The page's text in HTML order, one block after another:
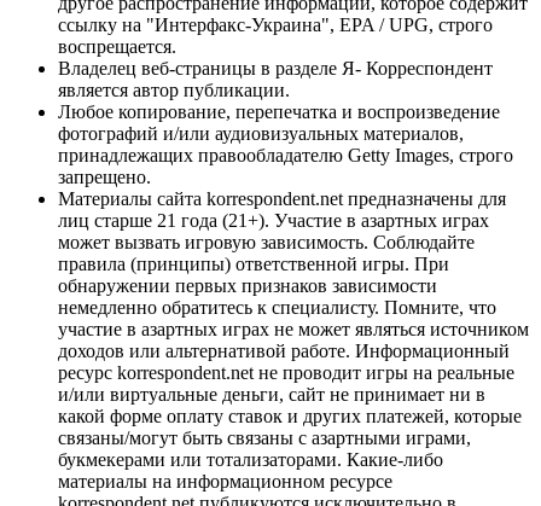
ссылку на "Интерфакс-Украина", EPA / UPG, строго
воспрещается.
Владелец веб-страницы в разделе Я- Корреспондент
является автор публикации.
Любое копирование, перепечатка и воспроизведение
фотографий и/или аудиовизуальных материалов,
принадлежащих правообладателю Getty Images, строго
запрещено.
Материалы сайта korrespondent.net предназначены для
лиц старше 21 года (21+). Участие в азартных играх
может вызвать игровую зависимость. Соблюдайте
правила (принципы) ответственной игры. При
обнаружении первых признаков зависимости
немедленно обратитесь к специалисту. Помните, что
участие в азартных играх не может являться источником
доходов или альтернативой работе. Информационный
ресурс korrespondent.net не проводит игры на реальные
и/или виртуальные деньги, сайт не принимает ни в
какой форме оплату ставок и других платежей, которые
связаны/могут быть связаны с азартными играми,
букмекерами или тотализаторами. Какие-либо
материалы на информационном ресурсе